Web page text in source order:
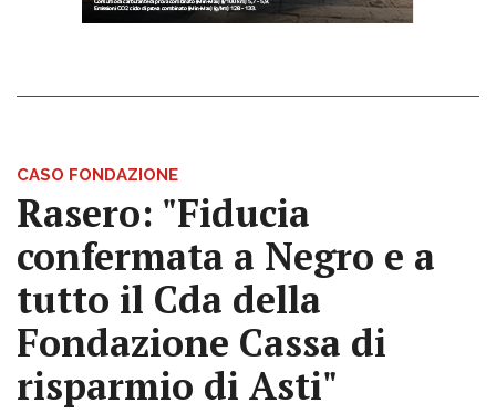
CASO FONDAZIONE
Rasero: "Fiducia
confermata a Negro e a
tutto il Cda della
Fondazione Cassa di
risparmio di Asti"